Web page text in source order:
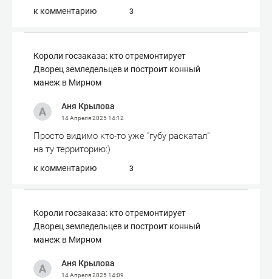
к комментарию 3
Короли госзаказа: кто отремонтирует
Дворец земледельцев и построит конный
манеж в Мирном
Аня Крылова
14 Апреля 202514:12
Просто видимо кто-то уже "губу раскатал"
на ту территорию:)
к комментарию 3
Короли госзаказа: кто отремонтирует
Дворец земледельцев и построит конный
манеж в Мирном
Аня Крылова
14 Апреля 202514:09